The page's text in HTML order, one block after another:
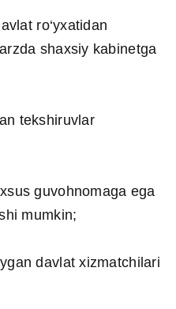
ro‘yxatidan
shaxsiy kabinetga
tekshiruvlar
guvohnomaga ega
mumkin;
davlat xizmatchilari